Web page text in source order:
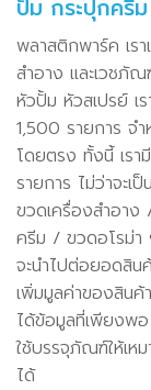
ปั๊ม กระปุกครี
พลาสติกพาร์ค เรา
สำอาง และเวชภั
หัวปั้ม หัวสเปรย์
1,500 รายการ จ
โดยตรง ทั้งนี้ เรา
รายการ ไม่ว่าจะ
ขวดเครื่องสำอา
ครีม / ขวดอโรม่า
จะนำไปต่อยอดสิน
เพิ่มมูลค่าของสินค้
ได้ข้อมูลที่เพียงพอ
ใช้บรรจุภัณฑ์ให้เห
ได้